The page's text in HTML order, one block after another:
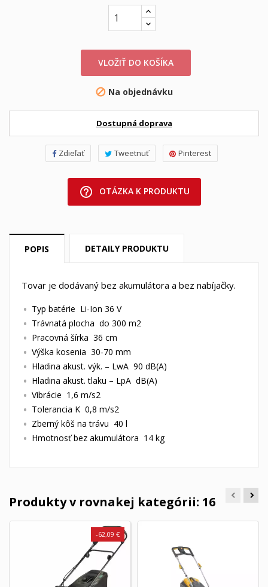
VLOŽIŤ DO KOŠÍKA
 Na objednávku
Dostupná doprava
Zdieľať Tweetnuť Pinterest
help_outline OTÁZKA K PRODUKTU
POPIS DETAILY PRODUKTU
Tovar je dodávaný bez akumulátora a bez nabíjačky.
Typ batérie Li-Ion 36 V
Trávnatá plocha do 300 m2
Pracovná šírka 36 cm
Výška kosenia 30-70 mm
Hladina akust. výk. – LwA 90 dB(A)
Hladina akust. tlaku – LpA dB(A)
Vibrácie 1,6 m/s2
Tolerancia K 0,8 m/s2
Zberný kôš na trávu 40 l
Hmotnosť bez akumulátora 14 kg
Produkty v rovnakej kategórii: 16
-62,09 €